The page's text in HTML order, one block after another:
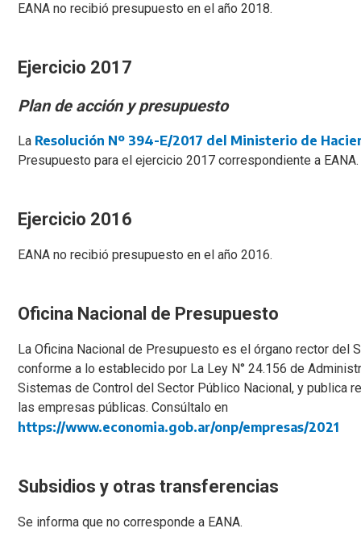
EANA no recibió presupuesto en el año 2018.
Ejercicio 2017
Plan de acción y presupuesto
La Resolución Nº 394-E/2017 del Ministerio de
Presupuesto para el ejercicio 2017 correspondiente a EANA.
Ejercicio 2016
EANA no recibió presupuesto en el año 2016.
Oficina Nacional de Presupuesto
La Oficina Nacional de Presupuesto es el órgano rector del
conforme a lo establecido por La Ley N° 24.156 de
Sistemas de Control del Sector Público Nacional, y publica
las empresas públicas. Consúltalo en
https://www.economia.gob.ar/onp/empresas/2021
Subsidios y otras transferencias
Se informa que no corresponde a EANA.